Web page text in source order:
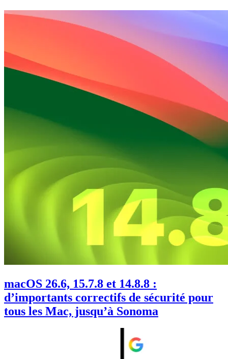
macOS 26.6, 15.7.8 et 14.8.8 :
d’importants correctifs de sécurité pour
tous les Mac, jusqu’à Sonoma